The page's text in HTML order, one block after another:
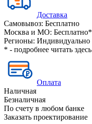
Доставка
Самовывоз: Бесплатно
Москва и МО: Бесплатно*
Регионы: Индивидуально
* - подробнее читать здесь
Оплата
Наличная
Безналичная
По счету в любом банке
Заказать проектирование